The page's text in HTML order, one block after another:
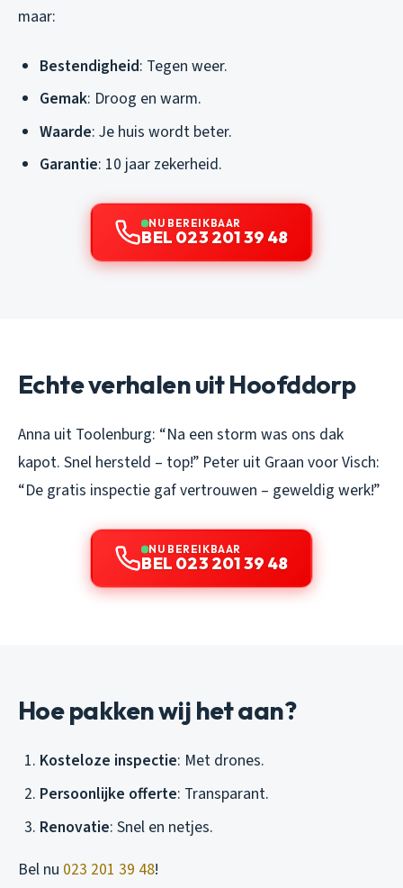
maar:
Bestendigheid: Tegen weer.
Gemak: Droog en warm.
Waarde: Je huis wordt beter.
Garantie: 10 jaar zekerheid.
NU BEREIKBAAR
BEL 023 201 39 48
Echte verhalen uit Hoofddorp
Anna uit Toolenburg: “Na een storm was ons dak
kapot. Snel hersteld – top!” Peter uit Graan voor Visch:
“De gratis inspectie gaf vertrouwen – geweldig werk!”
NU BEREIKBAAR
BEL 023 201 39 48
Hoe pakken wij het aan?
Kosteloze inspectie: Met drones.
Persoonlijke offerte: Transparant.
Renovatie: Snel en netjes.
Bel nu 023 201 39 48!